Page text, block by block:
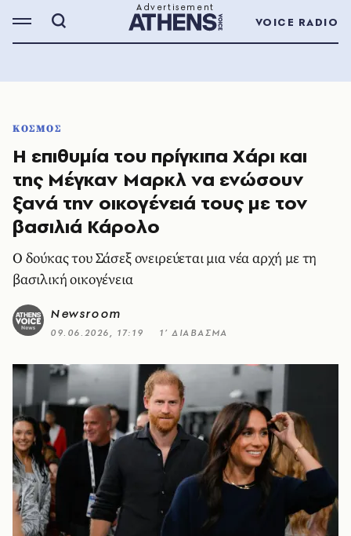
VOICE RADIO
ΚΟΣΜΟΣ
Η επιθυμία του πρίγκιπα Χάρι και
της Μέγκαν Μαρκλ να ενώσουν
ξανά την οικογένειά τους με τον
βασιλιά Κάρολο
Ο δούκας του Σάσεξ ονειρεύεται μια νέα αρχή με τη
βασιλική οικογένεια
Newsroom
09.06.2026, 17:19 1’ ΔΙΑΒΑΣΜΑ